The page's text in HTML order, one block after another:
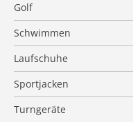
Golf
Schwimmen
Laufschuhe
Sportjacken
Turngeräte